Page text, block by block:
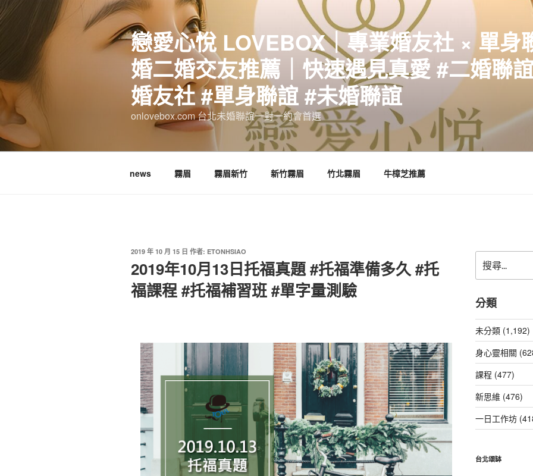
跳
至
容
戀愛心悅 LOVEBOX｜專業婚友社 × 單身
婚二婚交友推薦｜快速遇見真愛 #二婚聯
婚友社 #單身聯誼 #未婚聯誼
onlovebox.com 台北未婚聯誼一對一約會首選
news 霧眉 霧眉新竹 新竹霧眉 竹北霧眉 牛樟芝推薦
發
於
2019 年 10 月 15 日 作者: ETONHSIAO
2019年10月13日托福真題 #托福準備多久 #托
福課程 #托福補習班 #單字量測驗
尋
關
鍵
字:
分類
未分類 (1,192)
身心靈相關
課程 (477)
新思維 (476)
一日工作坊
台北頌缽